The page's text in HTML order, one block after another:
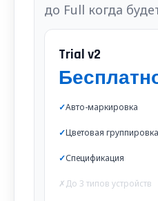
до Full когда
Trial v2
Авто-маркировка
Цветовая группировка
Спецификация
До 3 типов устройств